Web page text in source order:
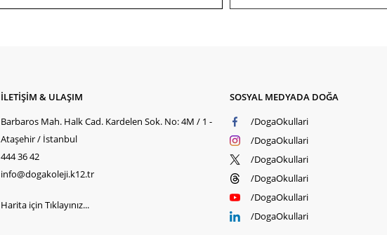
İLETİŞİM & ULAŞIM
Barbaros Mah. Halk Cad. Kardelen Sok. No: 4M / 1 -
Ataşehir / İstanbul
444 36 42
info@dogakoleji.k12.tr
Harita için Tıklayınız...
SOSYAL MEDYADA DOĞA
/DogaOkullari
/DogaOkullari
/DogaOkullari
/DogaOkullari
/DogaOkullari
/DogaOkullari